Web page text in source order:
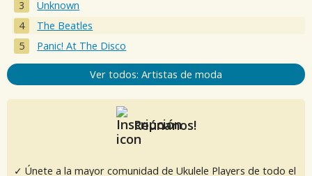
Unknown
The Beatles
Panic! At The Disco
Ver todos: Artistas de moda
Reúnanos!
✓ Únete a la mayor comunidad de Ukulele Players de todo el